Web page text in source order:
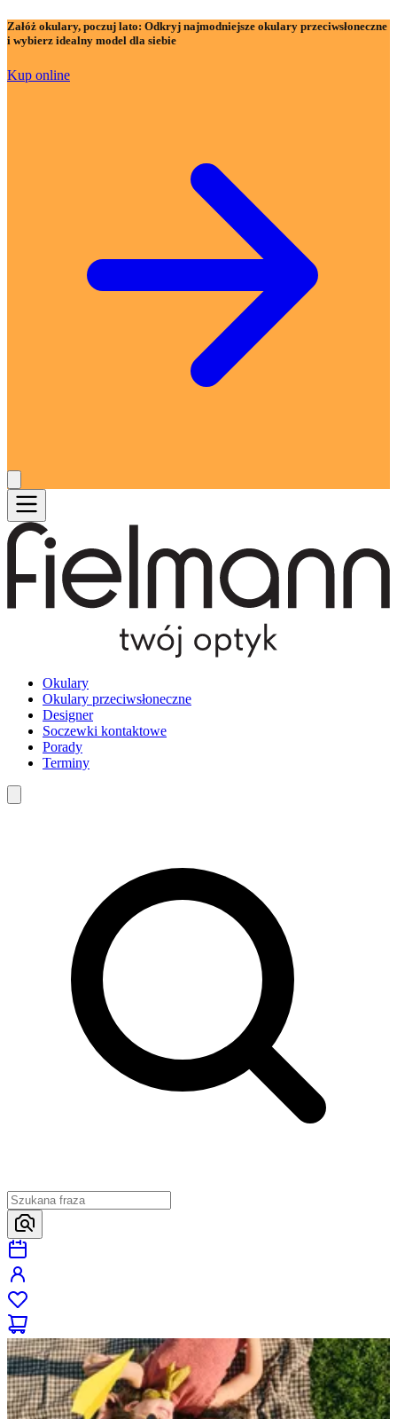
Załóż okulary, poczuj lato: Odkryj najmodniejsze okulary przeciwsłoneczne
i wybierz idealny model dla siebie
Kup online
Okulary
Okulary przeciwsłoneczne
Designer
Soczewki kontaktowe
Porady
Terminy